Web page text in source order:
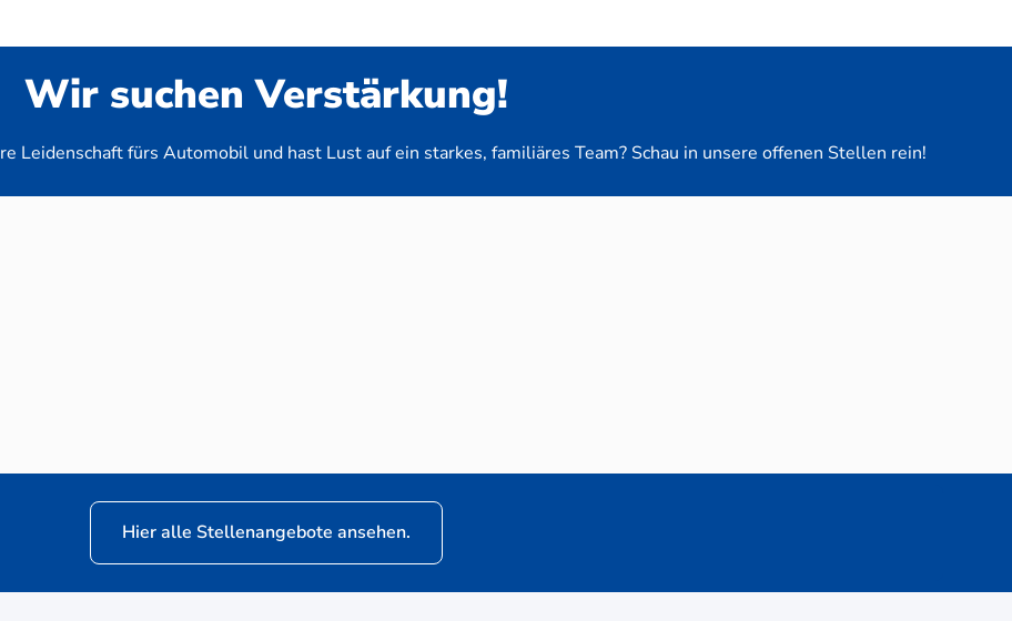
Wir suchen Verstärkung!
Leidenschaft fürs Automobil und hast Lust auf ein starkes, familiäres Team? Schau in unsere offenen Stellen rein!
Verkaufsberater (m/w/d) für VW Nutzfahrzeuge
Hier alle Stellenangebote ansehen.